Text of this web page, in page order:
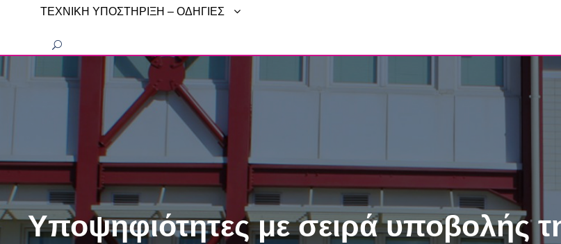
ΤΕΧΝΙΚΗ ΥΠΟΣΤΗΡΙΞΗ – ΟΔΗΓΙΕΣ
Υποψηφιότητες με σειρά υποβολής